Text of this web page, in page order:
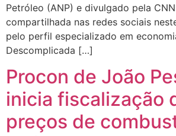
Petróleo (ANP) e divulgado pela
compartilhada nas redes sociais
pelo perfil especializado em
Descomplicada […]
Procon de João
inicia fiscalização
preços de